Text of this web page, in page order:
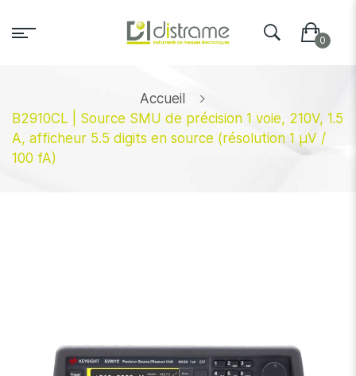
Accueil
B2910CL | Source SMU de précision 1 voie, 210V, 1.5
A, afficheur 5.5 digits en source (résolution 1 µV /
100 fA)